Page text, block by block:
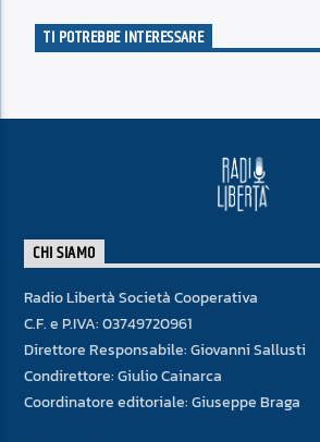
TI POTREBBE INTERESSARE
CHI SIAMO
Radio Libertà Società Cooperativa
C.F. e P.IVA: 03749720961
Direttore Responsabile: Giovanni Sallusti
Condirettore: Giulio Cainarca
Coordinatore editoriale: Giuseppe Braga